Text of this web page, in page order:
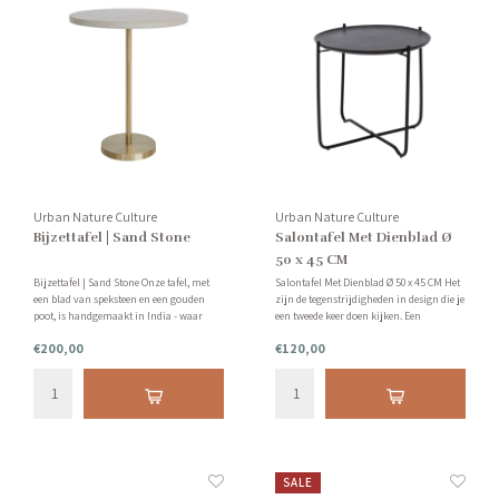
Urban Nature Culture
Bijzettafel | Sand Stone
Bijzettafel | Sand Stone Onze tafel, met
een blad van speksteen en een gouden
poot, is handgemaakt in India - waar
doeleinden wordt gebruikt.
€200,00
Urban Nature Culture
Salontafel Met Dienblad Ø
50 x 45 CM
Salontafel Met Dienblad Ø 50 x 45 CM Het
zijn de tegenstrijdigheden in design die je
een tweede keer doen kijken. Een
poten en donker, mat mangohout voor
het tafelblad. Het is een geweldige
€120,00
SALE